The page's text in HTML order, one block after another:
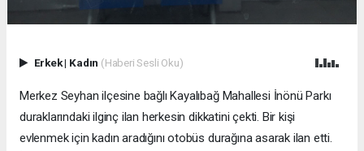
Erkek| Kadın (Haberi Sesli Oku)
Merkez Seyhan ilçesine bağlı Kayalıbağ Mahallesi İnönü Parkı
duraklarındaki ilginç ilan herkesin dikkatini çekti. Bir kişi
evlenmek için kadın aradığını otobüs durağına asarak ilan etti.